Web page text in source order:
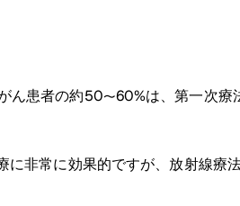
患者の約50〜60%は、第一次
非常に効果的ですが、放射線療